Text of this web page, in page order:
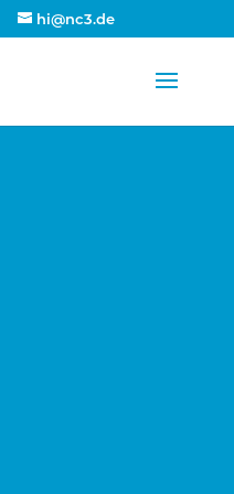
hi@nc3.de